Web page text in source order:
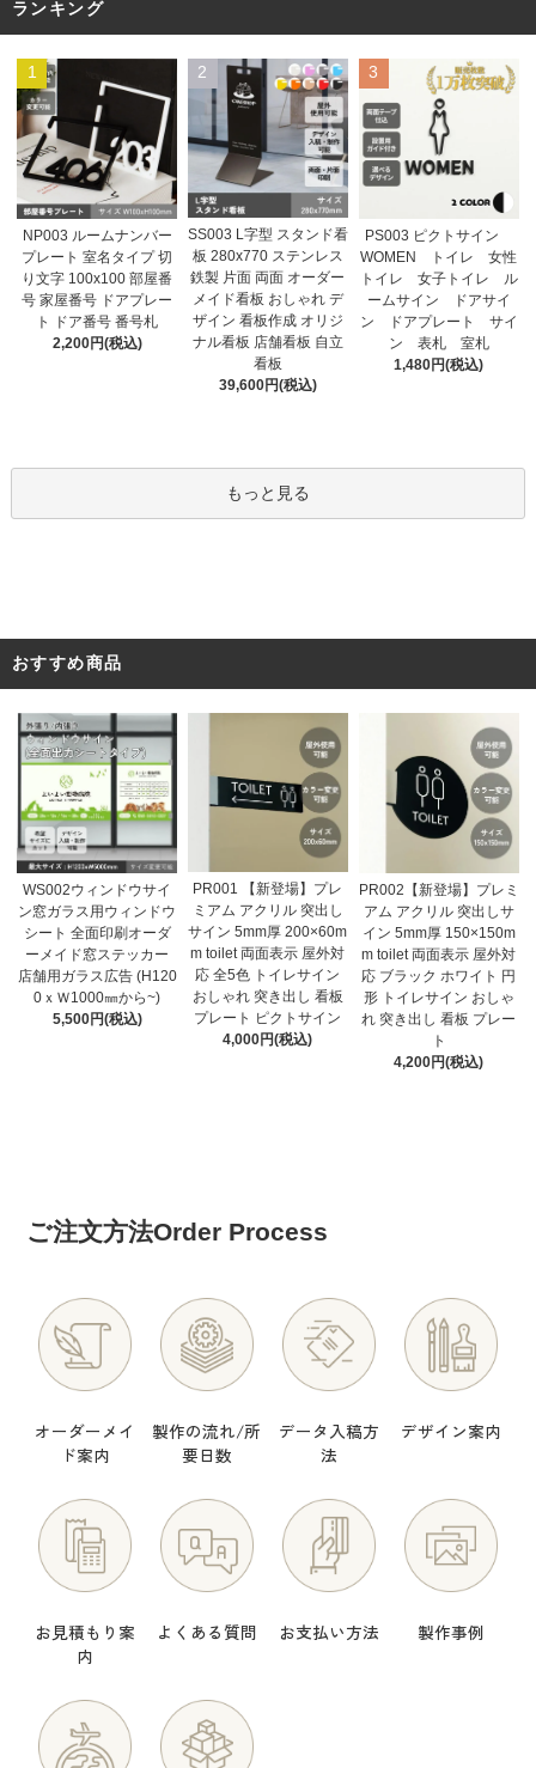
ランキング
1
NP003 ルームナンバー
プレート 室名タイプ 切
り文字 100x100 部屋番
号 家屋番号 ドアプレー
ト ドア番号 番号札
2,200円(税込)
2
SS003 L字型 スタンド看
板 280x770 ステンレス
鉄製 片面 両面 オーダー
メイド看板 おしゃれ デ
ザイン 看板作成 オリジ
ナル看板 店舗看板 自立
看板
39,600円(税込)
3
PS003 ピクトサイン
WOMEN トイレ 女性
トイレ 女子トイレ ル
ームサイン ドアサイ
ン ドアプレート サイ
ン 表札 室札
1,480円(税込)
もっと見る
おすすめ商品
WS002ウィンドウサイ
ン窓ガラス用ウィンドウ
シート 全面印刷オーダ
ーメイド窓ステッカー
店舗用ガラス広告 (H120
0ｘＷ1000㎜から~)
5,500円(税込)
PR001 【新登場】プレ
ミアム アクリル 突出し
サイン 5mm厚 200×60m
m toilet 両面表示 屋外対
応 全5色 トイレサイン
おしゃれ 突き出し 看板
プレート ピクトサイン
4,000円(税込)
PR002【新登場】プレミ
アム アクリル 突出しサ
イン 5mm厚 150×150m
m toilet 両面表示 屋外対
応 ブラック ホワイト 円
形 トイレサイン おしゃ
れ 突き出し 看板 プレー
ト
4,200円(税込)
ご注文方法Order Process
オーダーメイ
ド案内
製作の流れ/所
要日数
データ入稿方
法
デザイン案内
お見積もり案
内
よくある質問 お支払い方法 製作事例